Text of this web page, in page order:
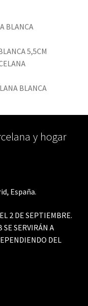
5,5CM
BLANCA
y hogar
España.
2 DE SEPTIEMBRE.
SE SERVIRÁN A
DEL